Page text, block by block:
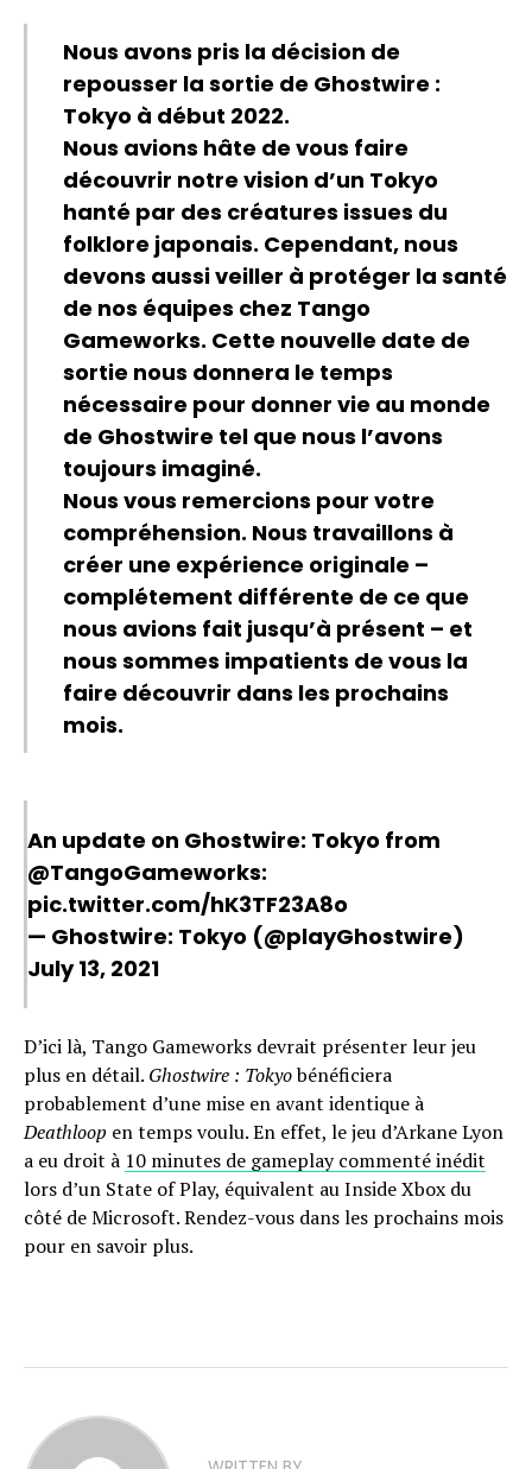
Nous avons pris la décision de
repousser la sortie de Ghostwire :
Tokyo à début 2022.
Nous avions hâte de vous faire
découvrir notre vision d’un Tokyo
hanté par des créatures issues du
folklore japonais. Cependant, nous
devons aussi veiller à protéger la santé
de nos équipes chez Tango
Gameworks. Cette nouvelle date de
sortie nous donnera le temps
nécessaire pour donner vie au monde
de Ghostwire tel que nous l’avons
toujours imaginé.
Nous vous remercions pour votre
compréhension. Nous travaillons à
créer une expérience originale –
complétement différente de ce que
nous avions fait jusqu’à présent – et
nous sommes impatients de vous la
faire découvrir dans les prochains
mois.
An update on Ghostwire: Tokyo from
@TangoGameworks:
pic.twitter.com/hK3TF23A8o
— Ghostwire: Tokyo (@playGhostwire)
July 13, 2021
D’ici là, Tango Gameworks devrait présenter leur jeu
plus en détail. Ghostwire : Tokyobénéficiera
probablement d’une mise en avant identique à
Deathloop en temps voulu. En effet, le jeu d’Arkane Lyon
a eu droit à 10 minutes de gameplay commenté inédit
lors d’un State of Play, équivalent au Inside Xbox du
côté de Microsoft. Rendez-vous dans les prochains mois
pour en savoir plus.